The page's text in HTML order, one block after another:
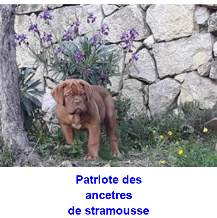
Patriote des
ancetres
de stramousse